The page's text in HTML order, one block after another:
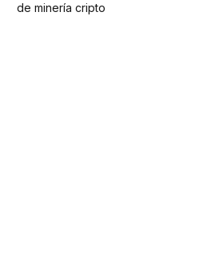
de minería cripto